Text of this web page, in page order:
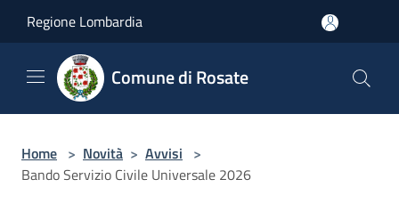
Regione Lombardia
Comune di Rosate
Home > Novità > Avvisi >
Bando Servizio Civile Universale 2026